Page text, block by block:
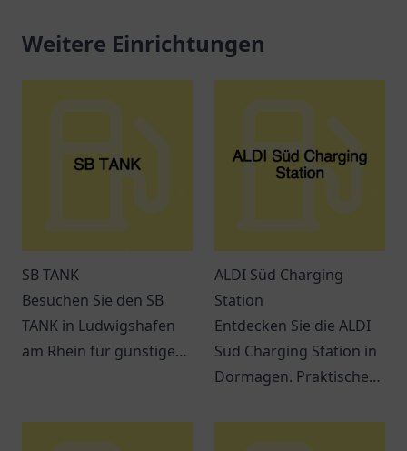
Weitere Einrichtungen
SB TANK
Besuchen Sie den SB
TANK in Ludwigshafen
am Rhein für günstige
ALDI Süd Charging
Station
Entdecken Sie die ALDI
Süd Charging Station in
Dormagen. Praktische
Elektrofahrzeuge und